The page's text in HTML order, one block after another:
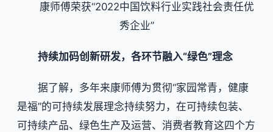
康师傅荣获“2022中国饮料行业实践社会责任优
秀企业”
持续加码创新研发，各环节融入“绿色”理念
据了解，多年来康师傅为贯彻“家园常青，健康
是福”的可持续发展理念持续努力，在可持续包装、
可持续产品、绿色生产及运营、消费者教育这四个方